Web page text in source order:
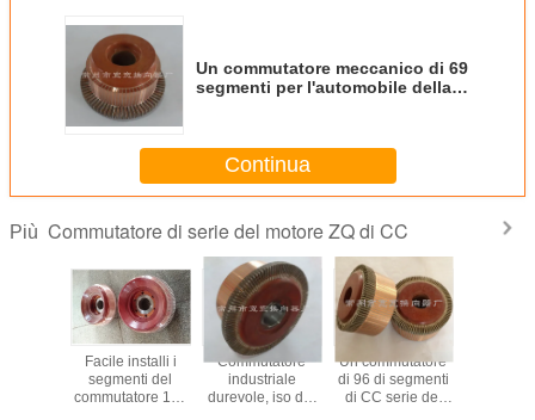
Un commutatore meccanico di 69
segmenti per l'automobile della
Continua
Più Commutatore di serie del motore ZQ di CC
Facile installi i
segmenti del
commutatore 185
Commutatore
industriale
durevole, iso del
Un commutatore
di 96 di segmenti
di CC serie del